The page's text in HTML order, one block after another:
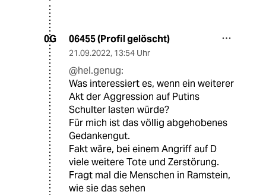
0G 06455 (Profil gelöscht)
21.09.2022, 13:54 Uhr
@hel.genug:
Was interessiert es, wenn ein weiterer
Akt der Aggression auf Putins
Schulter lasten würde?
Für mich ist das völlig abgehobenes
Gedankengut.
Fakt wäre, bei einem Angriff auf D
viele weitere Tote und Zerstörung.
Fragt mal die Menschen in Ramstein,
wie sie das sehen